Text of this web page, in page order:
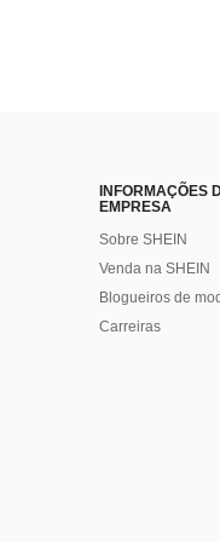
INFORMAÇÕES
EMPRESA
Sobre SHEIN
Venda na SHEIN
Blogueiros de
Carreiras